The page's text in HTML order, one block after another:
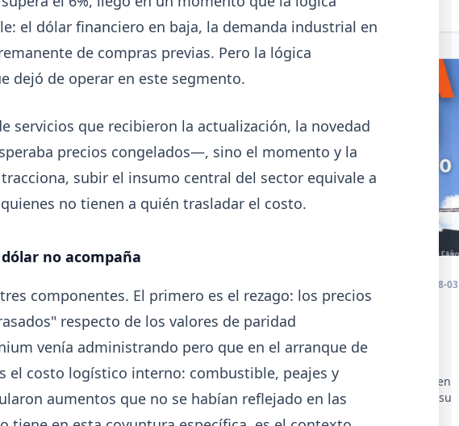
el
de
a Manuel
de
2026-08-03
Perfiles.com.ar abrió su tercera
sucursal en zona norte: llegó a San
Isidro
La distribuidora siderometalúrgica, fundada en 1974 en
San Fernando, sumó un local sobre Av. Andrés Rolón, su
el dólar financiero en baja, la demanda industrial en
de compras previas. Pero la lógica
dejó de operar en este segmento.
servicios que recibieron la actualización, la novedad
precios congelados—, sino el momento y la
subir el insumo central del sector equivale a
no tienen a quién trasladar el costo.
no acompaña
componentes. El primero es el rezago: los precios
respecto de los valores de paridad
venía administrando pero que en el arranque de
el costo logístico interno: combustible, peajes y
aumentos que no se habían reflejado en las